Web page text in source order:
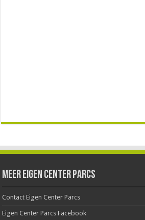
Meer Eigen Center Parcs
Contact Eigen Center Parcs
Eigen Center Parcs Facebook